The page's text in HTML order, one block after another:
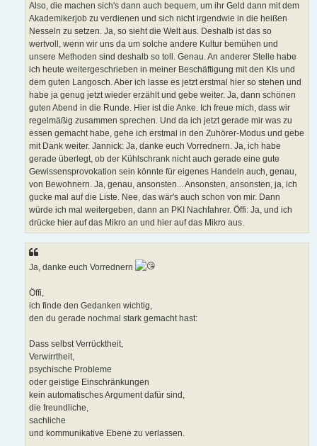
Also, die machen sich's dann auch bequem, um ihr Geld dann mit dem
Akademikerjob zu verdienen und sich nicht irgendwie in die heißen
Nesseln zu setzen. Ja, so sieht die Welt aus. Deshalb ist das so
wertvoll, wenn wir uns da um solche andere Kultur bemühen und
unsere Methoden sind deshalb so toll. Genau. An anderer Stelle habe
ich heute weitergeschrieben in meiner Beschäftigung mit den KIs und
dem guten Langosch. Aber ich lasse es jetzt erstmal hier so stehen und
habe ja genug jetzt wieder erzählt und gebe weiter. Ja, dann schönen
guten Abend in die Runde. Hier ist die Anke. Ich freue mich, dass wir
regelmäßig zusammen sprechen. Und da ich jetzt gerade mir was zu
essen gemacht habe, gehe ich erstmal in den Zuhörer-Modus und gebe
mit Dank weiter. Jannick: Ja, danke euch Vorrednern. Ja, ich habe
gerade überlegt, ob der Kühlschrank nicht auch gerade eine gute
Gewissensprovokation sein könnte für eigenes Handeln auch, genau,
von Bewohnern. Ja, genau, ansonsten... Ansonsten, ansonsten, ja, ich
gucke mal auf die Liste. Nee, das wär's auch schon von mir. Dann
würde ich mal weitergeben, dann an PKI Nachfahrer. Öffi: Ja, und ich
drücke hier auf das Mikro an und hier auf das Mikro aus.
Ja, danke euch Vorrednern
Öffi,
ich finde den Gedanken wichtig,
den du gerade nochmal stark gemacht hast:
Dass selbst Verrücktheit,
Verwirrtheit,
psychische Probleme
oder geistige Einschränkungen
kein automatisches Argument dafür sind,
die freundliche,
sachliche
und kommunikative Ebene zu verlassen.